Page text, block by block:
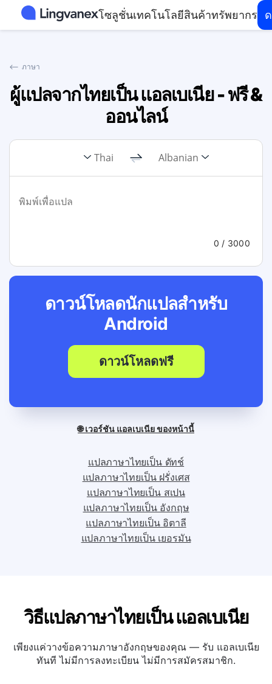
โซลูชั่นเทคโนโลยีสินค้าทรัพยากร
⟵ ภาษา
ผู้แปลจากไทยเป็น แอลเบเนีย - ฟรี &
ออนไลน์
Thai Albanian
0 / 3000
ดาวน์โหลดนักแปลสำหรับ
Android
ดาวน์โหลดฟรี
🌐 เวอร์ชัน แอลเบเนีย ของหน้านี้
แปลภาษาไทยเป็น ดัทช์
แปลภาษาไทยเป็น ฝรั่งเศส
แปลภาษาไทยเป็น สเปน
แปลภาษาไทยเป็น อังกฤษ
วิธีแปลภาษาไทยเป็น แอลเบเนีย